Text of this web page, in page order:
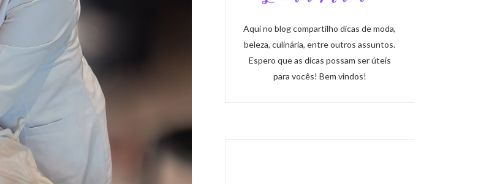
Aqui no blog compartilho dicas de moda,
beleza, culinária, entre outros assuntos.
Espero que as dicas possam ser úteis
para vocês! Bem vindos!